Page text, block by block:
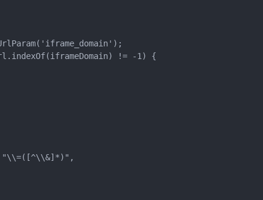
!= -1) {
"\\=([^\\&]*)",